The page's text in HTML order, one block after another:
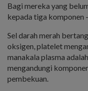
Bagi mereka yang
kepada tiga komponen
Sel darah merah
oksigen, platelet
manakala plasma
mengandungi
pembekuan.